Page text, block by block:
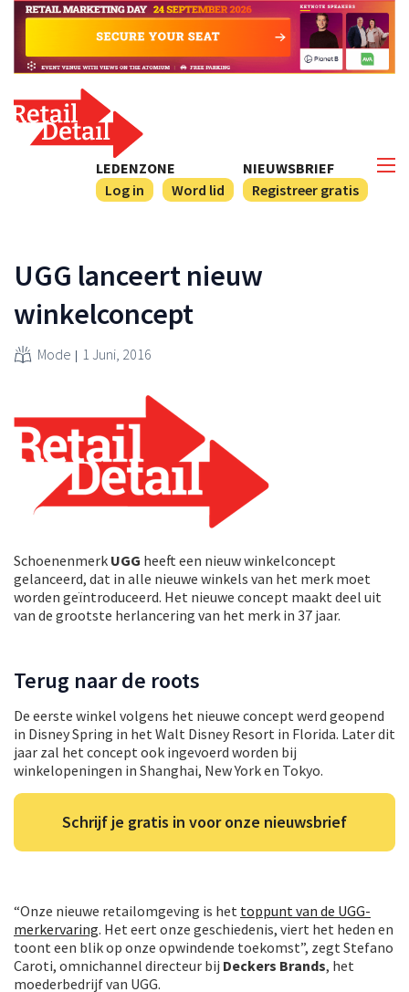
NIEUWSBRIEF
Registreer gratis
LEDENZONE
Log in
Word lid
UGG lanceert nieuw
winkelconcept
Mode 1 Juni, 2016
Schoenenmerk UGG heeft een nieuw winkelconcept
gelanceerd, dat in alle nieuwe winkels van het merk moet
worden geïntroduceerd. Het nieuwe concept maakt deel uit
van de grootste herlancering van het merk in 37 jaar.
Terug naar de roots
De eerste winkel volgens het nieuwe concept werd geopend
in Disney Spring in het Walt Disney Resort in Florida. Later dit
jaar zal het concept ook ingevoerd worden bij
winkelopeningen in Shanghai, New York en Tokyo.
Schrijf je gratis in voor onze nieuwsbrief
“Onze nieuwe retailomgeving is het toppunt van de UGG-
merkervaring. Het eert onze geschiedenis, viert het heden en
toont een blik op onze opwindende toekomst”, zegt Stefano
Caroti, omnichannel directeur bij Deckers Brands, het
moederbedrijf van UGG.